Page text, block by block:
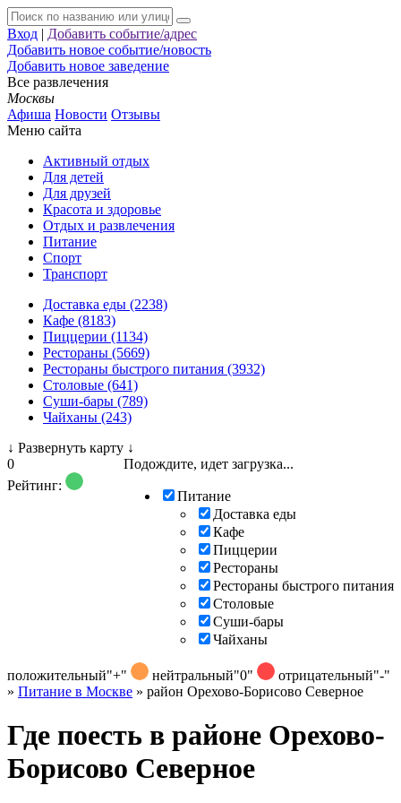
Вход | Добавить событие/адрес
Добавить новое событие/новость
Добавить новое заведение
Все развлечения
Москвы
Афиша Новости Отзывы
Меню сайта
Активный отдых
Для детей
Для друзей
Красота и здоровье
Отдых и развлечения
Питание
Спорт
Транспорт
Доставка еды (2238)
Кафе (8183)
Пиццерии (1134)
Рестораны (5669)
Рестораны быстрого питания (3932)
Столовые (641)
Суши-бары (789)
Чайханы (243)
↓ Развернуть карту ↓
Подождите, идет загрузка...
Питание
Доставка еды
Кафе
Пиццерии
Рестораны
Рестораны быстрого питания
Столовые
Суши-бары
Чайханы
0
Рейтинг:
положительный"+" нейтральный"0" отрицательный"-"
» Питание в Москве » район Орехово-Борисово Северное
Где поесть в районе Орехово-
Борисово Северное